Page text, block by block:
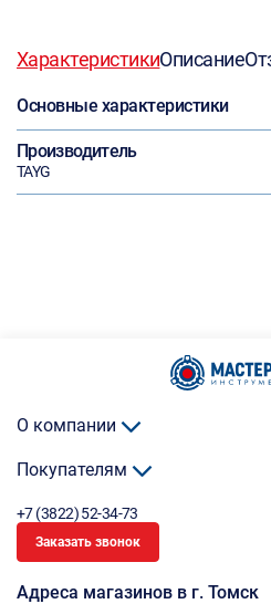
ХарактеристикиОписание
Основные характеристики
Производитель
TAYG
О компании
Покупателям
+7 (3822) 52-34-73
Заказать звонок
Адреса магазинов в г. Томск